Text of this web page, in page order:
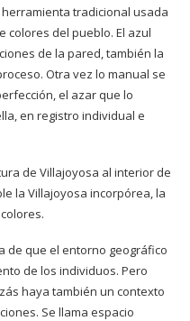
tradicional usada
colores del pueblo. El azul
de la pared, también la
Otra vez lo manual se
el azar que lo
en registro individual e
de Villajoyosa al interior de
la Villajoyosa incorpórea, la
de que el entorno geográfico
de los individuos. Pero
haya también un contexto
Se llama espacio